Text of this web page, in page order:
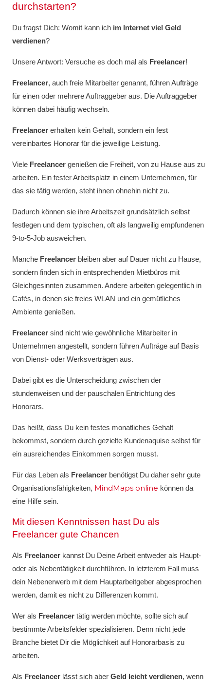
durchstarten?
Du fragst Dich: Womit kann ich im Internet viel Geld
verdienen?
Unsere Antwort: Versuche es doch mal als Freelancer!
Freelancer, auch freie Mitarbeiter genannt, führen Aufträge
für einen oder mehrere Auftraggeber aus. Die Auftraggeber
können dabei häufig wechseln.
Freelancer erhalten kein Gehalt, sondern ein fest
vereinbartes Honorar für die jeweilige Leistung.
Viele Freelancer genießen die Freiheit, von zu Hause aus zu
arbeiten. Ein fester Arbeitsplatz in einem Unternehmen, für
das sie tätig werden, steht ihnen ohnehin nicht zu.
Dadurch können sie ihre Arbeitszeit grundsätzlich selbst
festlegen und dem typischen, oft als langweilig empfundenen
9-to-5-Job ausweichen.
Manche Freelancer bleiben aber auf Dauer nicht zu Hause,
sondern finden sich in entsprechenden Mietbüros mit
Gleichgesinnten zusammen. Andere arbeiten gelegentlich in
Cafés, in denen sie freies WLAN und ein gemütliches
Ambiente genießen.
Freelancer sind nicht wie gewöhnliche Mitarbeiter in
Unternehmen angestellt, sondern führen Aufträge auf Basis
von Dienst- oder Werksverträgen aus.
Dabei gibt es die Unterscheidung zwischen der
stundenweisen und der pauschalen Entrichtung des
Honorars.
Das heißt, dass Du kein festes monatliches Gehalt
bekommst, sondern durch gezielte Kundenaquise selbst für
ein ausreichendes Einkommen sorgen musst.
Für das Leben als Freelancer benötigst Du daher sehr gute
Organisationsfähigkeiten, MindMaps online können da
eine Hilfe sein.
Mit diesen Kenntnissen hast Du als
Freelancer gute Chancen
Als Freelancer kannst Du Deine Arbeit entweder als Haupt-
oder als Nebentätigkeit durchführen. In letzterem Fall muss
dein Nebenerwerb mit dem Hauptarbeitgeber abgesprochen
werden, damit es nicht zu Differenzen kommt.
Wer als Freelancer tätig werden möchte, sollte sich auf
bestimmte Arbeitsfelder spezialisieren. Denn nicht jede
Branche bietet Dir die Möglichkeit auf Honorarbasis zu
arbeiten.
Als Freelancer lässt sich aber Geld leicht verdienen, wenn